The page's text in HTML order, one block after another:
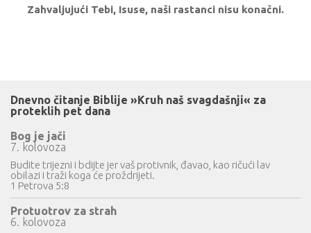
Zahvaljujući Tebi, Isuse, naši rastanci nisu konačni.
Dnevno čitanje Biblije »Kruh naš svagdašnji« za
proteklih pet dana
Bog je jači
7. kolovoza
Budite trijezni i bdijte jer vaš protivnik, đavao, kao ričući lav
obilazi i traži koga će proždrijeti.
1 Petrova 5:8
Protuotrov za strah
6. kolovoza